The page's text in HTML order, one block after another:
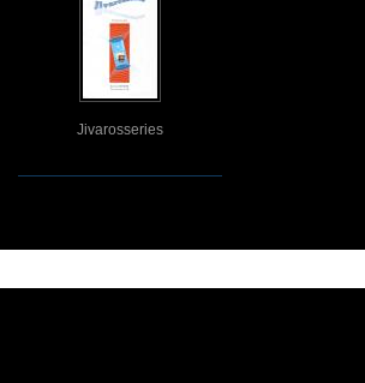
Jivarosseries